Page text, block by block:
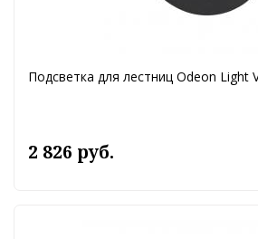
Подсветка для лестниц Odeon Light
2 826 руб.